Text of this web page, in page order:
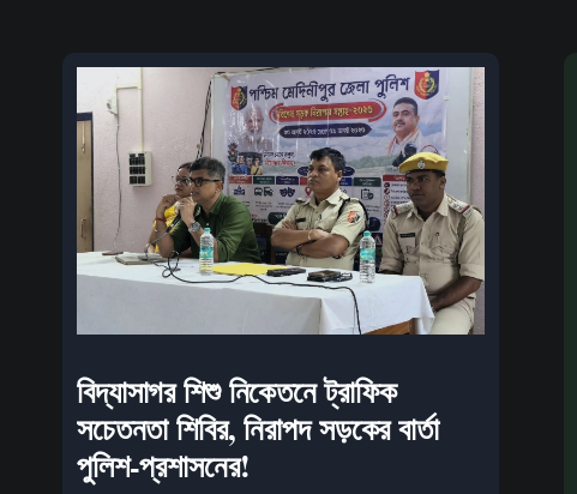
বিদ্যাসাগর শিশু নিকেতনে ট্রাফিক
সচেতনতা শিবির, নিরাপদ সড়কের বার্তা
পুলিশ-প্রশাসনের!